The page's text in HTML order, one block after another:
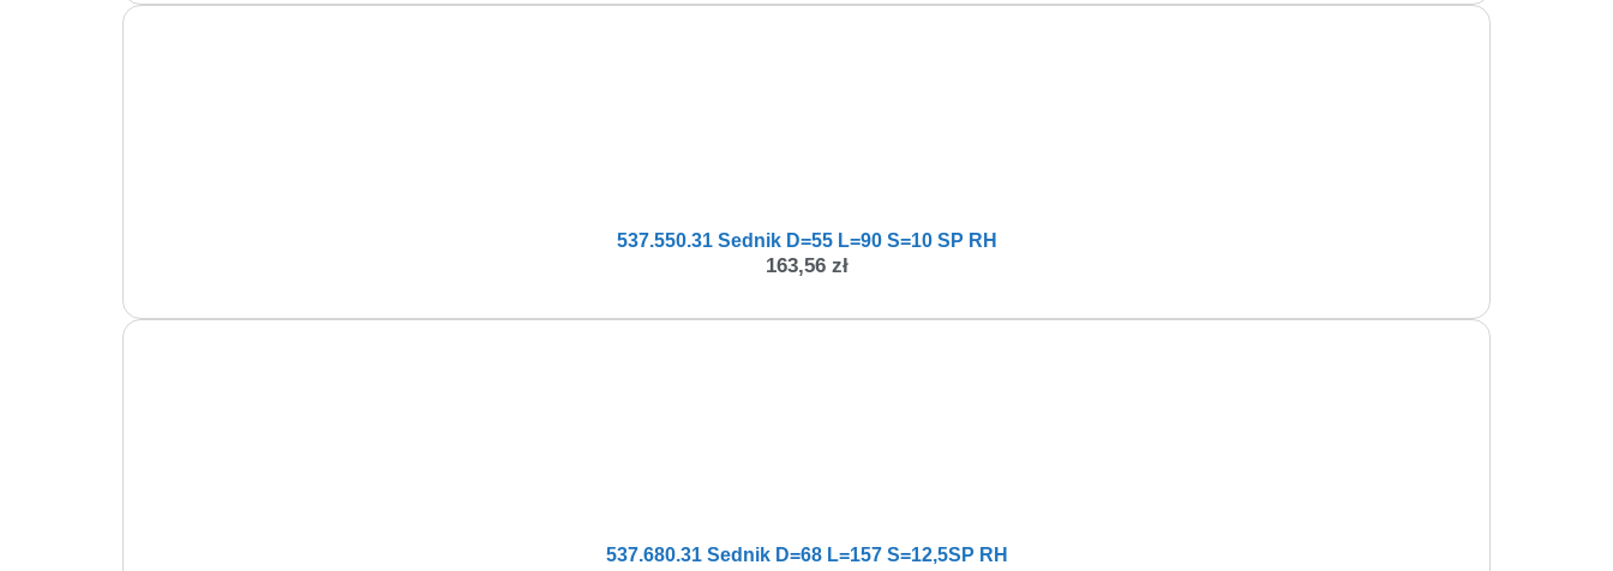
537.550.31 Sednik D=55 L=90 S=10 SP RH
163,56 zł
537.680.31 Sednik D=68 L=157 S=12,5SP RH